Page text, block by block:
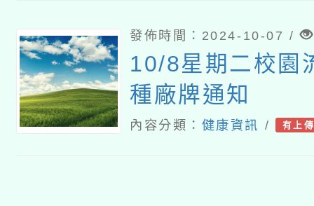
發佈時間：2024-10-07 /
10/8星期二校園
種廠牌通知
內容分類： 健康資訊 / 有上